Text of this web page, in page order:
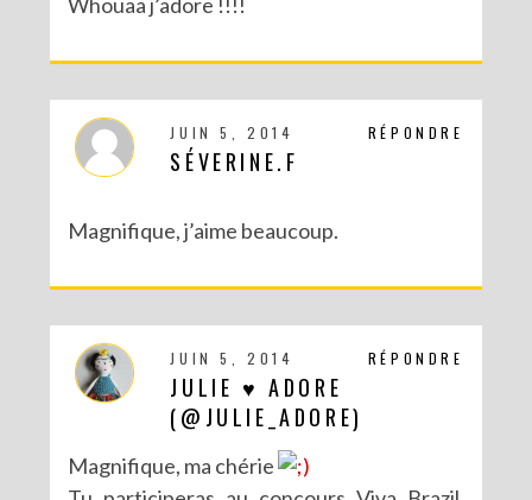
RÉPONDRE
JUIN 5, 2014
SÉVERINE.F
Magnifique, j’aime beaucoup.
RÉPONDRE
JUIN 5, 2014
JULIE ♥ ADORE
(@JULIE_ADORE)
Magnifique, ma chérie